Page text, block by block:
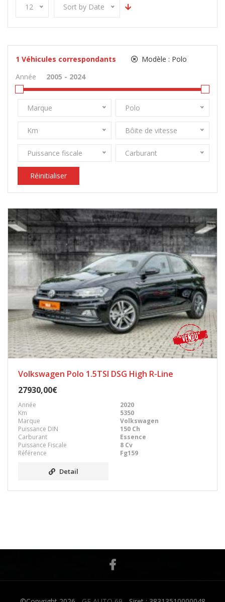
12 Sort by Date
1 Véhicules correspondants Modèle : Polo
Année
Marque Polo
Km Bôite de vitesse
Puissance fiscale Carburant
Réinitialiser
Volkswagen Polo 1.5TSI DSG High R-Line
27930,00€
Année
2020
Km
5350
Marque
Volkswagen
Puissance DIN
150 Ch
Carburant
Essence
Puissance Fiscale
8 Cv
Référence
Fg159
Detail